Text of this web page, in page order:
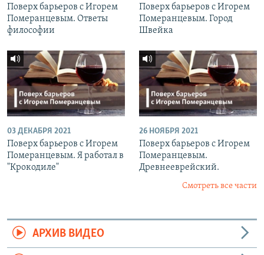
Поверх барьеров с Игорем
Померанцевым. Ответы
философии
Поверх барьеров с Игорем
Померанцевым. Город
Швейка
03 ДЕКАБРЯ 2021
Поверх барьеров с Игорем
Померанцевым. Я работал в
"Крокодиле"
26 НОЯБРЯ 2021
Поверх барьеров с Игорем
Померанцевым.
Древнееврейский.
Смотреть все части
АРХИВ ВИДЕО